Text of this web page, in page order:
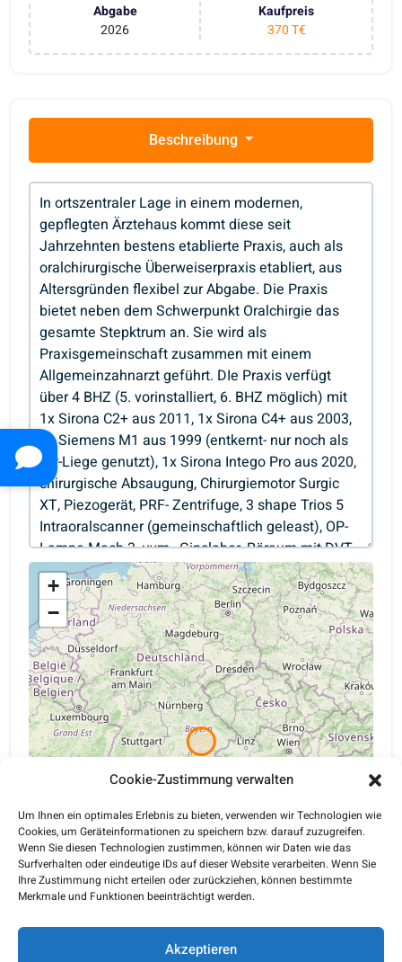
Cookie-Zustimmung verwalten
Um Ihnen ein optimales Erlebnis zu bieten, verwenden wir Technologien wie
Cookies, um Geräteinformationen zu speichern bzw. darauf zuzugreifen.
Wenn Sie diesen Technologien zustimmen, können wir Daten wie das
Surfverhalten oder eindeutige IDs auf dieser Website verarbeiten. Wenn Sie
Ihre Zustimmung nicht erteilen oder zurückziehen, können bestimmte
Merkmale und Funktionen beeinträchtigt werden.
Akzeptieren
Abgabe
2026
Kaufpreis
370 T€
Beschreibung
+
−